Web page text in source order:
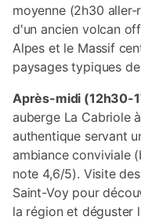
moyenne (2h30
d'un ancien volcan
Alpes et le Massif
paysages typiques
Après-midi (12h30-
auberge La Cabriole
authentique servant
ambiance conviviale
note 4,6/5). Visite
Saint-Voy pour
la région et déguster